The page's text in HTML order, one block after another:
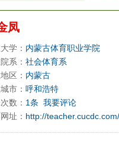
operand97996x
1dfbxca12
1printdf
blablaenddefin
dfb
dfb989919
methodmulti
凤
学： 内蒙古体育职业学院
系： 社会体育系
区： 内蒙古
市： 呼和浩特
数： 1条 我要评论
址： http://